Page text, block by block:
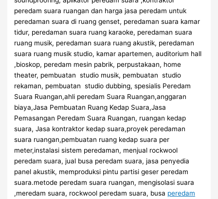
peredam suara ruangan dan harga jasa peredam untuk
peredaman suara di ruang genset, peredaman suara kamar
tidur, peredaman suara ruang karaoke, peredaman suara
ruang musik, peredaman suara ruang akustik, peredaman
suara ruang musik studio, kamar apartemen, auditorium hall
,bioskop, peredam mesin pabrik, perpustakaan, home
theater, pembuatan studio musik, pembuatan studio
rekaman, pembuatan studio dubbing, spesialis Peredam
Suara Ruangan,ahli peredam Suara Ruangan,anggaran
biaya,Jasa Pembuatan Ruang Kedap Suara,Jasa
Pemasangan Peredam Suara Ruangan, ruangan kedap
suara, Jasa kontraktor kedap suara,proyek peredaman
suara ruangan,pembuatan ruang kedap suara per
meter,instalasi sistem peredaman, menjual rockwool
peredam suara, jual busa peredam suara, jasa penyedia
panel akustik, memproduksi pintu partisi geser peredam
suara.metode peredam suara ruangan, mengisolasi suara
,meredam suara, rockwool peredam suara, busa peredam